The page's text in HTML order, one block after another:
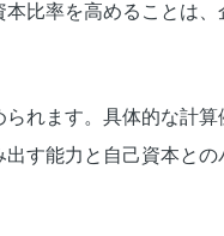
比率を高めることは
れます。具体的な計
す能力と自己資本と